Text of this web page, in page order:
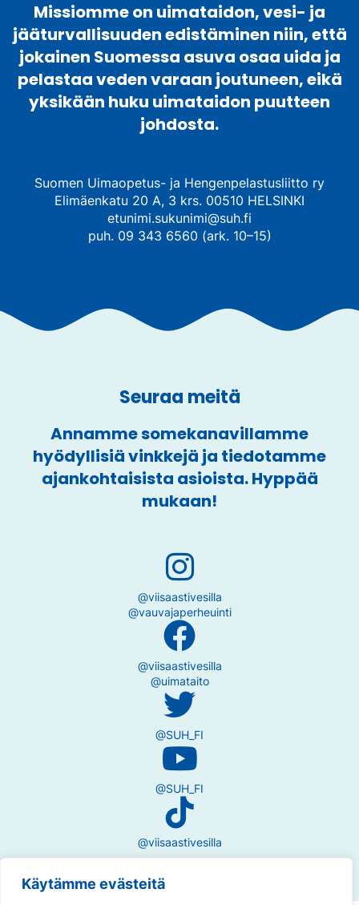
Käytämme evästeitä
Missiomme on uimataidon, vesi- ja
jääturvallisuuden edistäminen niin, että
jokainen Suomessa asuva osaa uida ja
pelastaa veden varaan joutuneen, eikä
yksikään huku uimataidon puutteen
johdosta.
Suomen Uimaopetus- ja Hengenpelastusliitto ry
Elimäenkatu 20 A, 3 krs. 00510 HELSINKI
etunimi.sukunimi@suh.fi
puh. 09 343 6560 (ark. 10–15)
Seuraa meitä
Annamme somekanavillamme
hyödyllisiä vinkkejä ja tiedotamme
ajankohtaisista asioista. Hyppää
mukaan!
@viisaastivesilla
@vauvajaperheuinti
@viisaastivesilla
@uimataito
@SUH_FI
@SUH_FI
@viisaastivesilla